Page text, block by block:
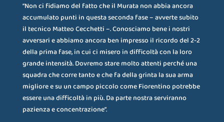
“Non ci fidiamo del fatto che il Murata non abbia ancora
accumulato punti in questa seconda fase – avverte subito
il tecnico Matteo Cecchetti –. Conosciamo bene i nostri
avversari e abbiamo ancora ben impresso il ricordo del 2-2
della prima fase, in cui ci misero in difficoltà con la loro
grande intensità. Dovremo stare molto attenti perché una
squadra che corre tanto e che fa della grinta la sua arma
migliore e su un campo piccolo come Fiorentino potrebbe
essere una difficoltà in più. Da parte nostra serviranno
pazienza e concentrazione”.